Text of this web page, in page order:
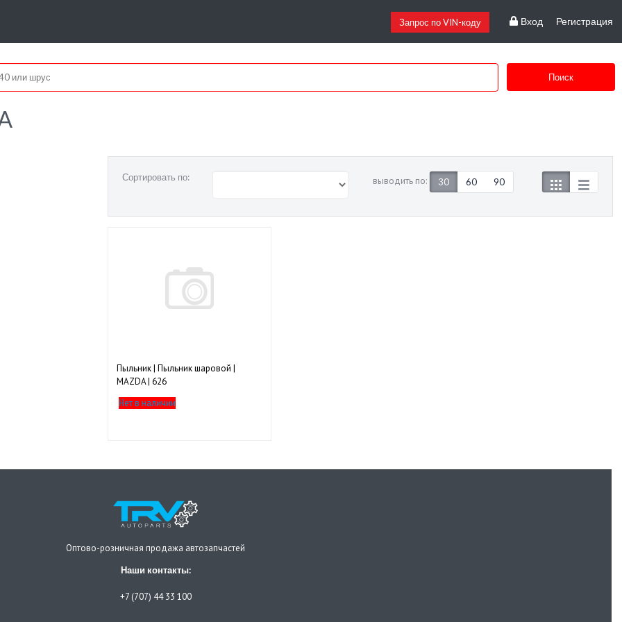
Запрос по VIN-коду Вход Регистрация
Поиск
Сортировать по: выводить по: 30 60 90
Пыльник | Пыльник шаровой |
MAZDA | 626
Нет в наличии
Оптово-розничная продажа автозапчастей
Наши контакты:
+7 (707) 44 33 100